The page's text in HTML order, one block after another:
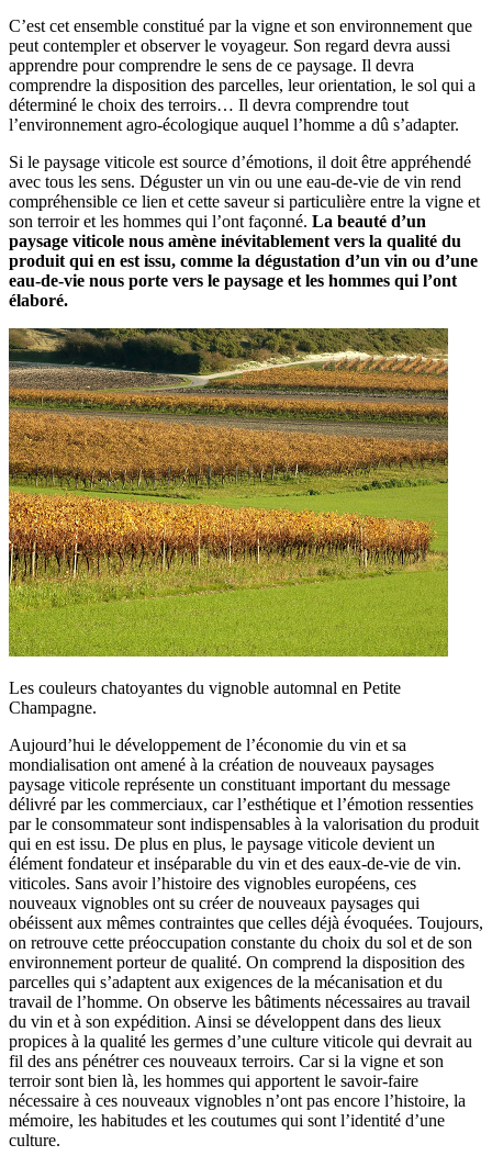
C’est cet ensemble constitué par la vigne et son environnement que
peut contempler et observer le voyageur. Son regard devra aussi
apprendre pour comprendre le sens de ce paysage. Il devra
comprendre la disposition des parcelles, leur orientation, le sol qui a
déterminé le choix des terroirs… Il devra comprendre tout
l’environnement agro-écologique auquel l’homme a dû s’adapter.
Si le paysage viticole est source d’émotions, il doit être appréhendé
avec tous les sens. Déguster un vin ou une eau-de-vie de vin rend
compréhensible ce lien et cette saveur si particulière entre la vigne et
son terroir et les hommes qui l’ont façonné. La beauté d’un
paysage viticole nous amène inévitablement vers la qualité du
produit qui en est issu, comme la dégustation d’un vin ou d’une
eau-de-vie nous porte vers le paysage et les hommes qui l’ont
élaboré.
Les couleurs chatoyantes du vignoble automnal en Petite
Champagne.
Aujourd’hui le développement de l’économie du vin et sa
mondialisation ont amené à la création de nouveaux paysages
paysage viticole représente un constituant important du message
délivré par les commerciaux, car l’esthétique et l’émotion ressenties
par le consommateur sont indispensables à la valorisation du produit
qui en est issu. De plus en plus, le paysage viticole devient un
élément fondateur et inséparable du vin et des eaux-de-vie de vin.
viticoles. Sans avoir l’histoire des vignobles européens, ces
nouveaux vignobles ont su créer de nouveaux paysages qui
obéissent aux mêmes contraintes que celles déjà évoquées. Toujours,
on retrouve cette préoccupation constante du choix du sol et de son
environnement porteur de qualité. On comprend la disposition des
parcelles qui s’adaptent aux exigences de la mécanisation et du
travail de l’homme. On observe les bâtiments nécessaires au travail
du vin et à son expédition. Ainsi se développent dans des lieux
propices à la qualité les germes d’une culture viticole qui devrait au
fil des ans pénétrer ces nouveaux terroirs. Car si la vigne et son
terroir sont bien là, les hommes qui apportent le savoir-faire
nécessaire à ces nouveaux vignobles n’ont pas encore l’histoire, la
mémoire, les habitudes et les coutumes qui sont l’identité d’une
culture.